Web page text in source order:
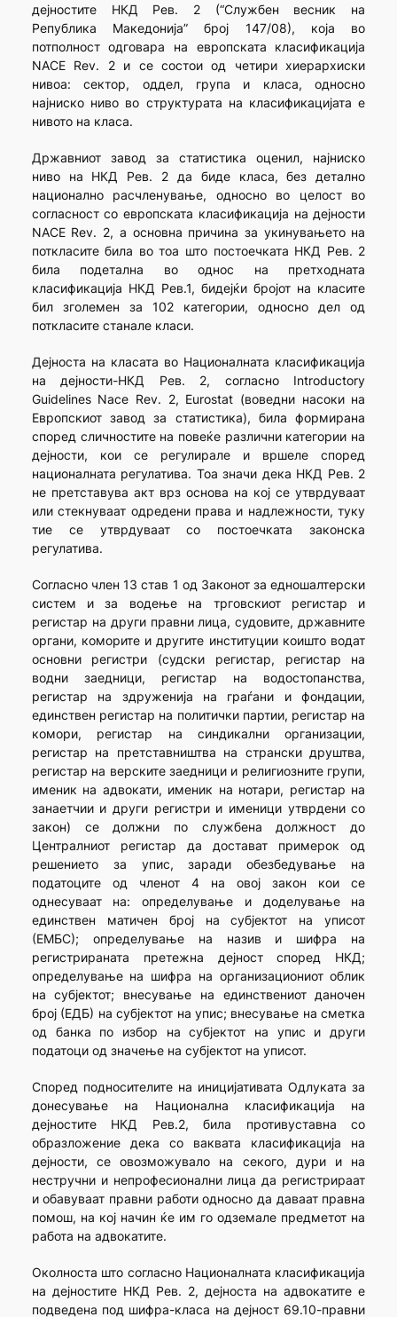
дејностите НКД Рев. 2 (“Службен весник на
Република Македонија” број 147/08), која во
потполност одговара на европската класификација
NACE Rev. 2 и се состои од четири хиерархиски
нивоа: сектор, оддел, група и класа, односно
најниско ниво во структурата на класификацијата е
нивото на класа.
Државниот завод за статистика оценил, најниско
ниво на НКД Рев. 2 да биде класа, без детално
национално расчленување, односно во целост во
согласност со европската класификација на дејности
NACE Rev. 2, а основна причина за укинувањето на
поткласите била во тоа што постоечката НКД Рев. 2
била подетална во однос на претходната
класификација НКД Рев.1, бидејќи бројот на класите
бил зголемен за 102 категории, односно дел од
поткласите станале класи.
Дејноста на класата во Националната класификација
на дејности-НКД Рев. 2, согласно Introductory
Guidelines Nace Rev. 2, Eurostat (воведни насоки на
Европскиот завод за статистика), била формирана
според сличностите на повеќе различни категории на
дејности, кои се регулирале и вршеле според
националната регулатива. Тоа значи дека НКД Рев. 2
не претставува акт врз основа на кој се утврдуваат
или стекнуваат одредени права и надлежности, туку
тие се утврдуваат со постоечката законска
регулатива.
Согласно член 13 став 1 од Законот за едношалтерски
систем и за водење на трговскиот регистар и
регистар на други правни лица, судовите, државните
органи, коморите и другите институции коишто водат
основни регистри (судски регистар, регистар на
водни заедници, регистар на водостопанства,
регистар на здруженија на граѓани и фондации,
единствен регистар на политички партии, регистар на
комори, регистар на синдикални организации,
регистар на претставништва на странски друштва,
регистар на верските заедници и религиозните групи,
именик на адвокати, именик на нотари, регистар на
занаетчии и други регистри и именици утврдени со
закон) се должни по службена должност до
Централниот регистар да достават примерок од
решението за упис, заради обезбедување на
податоците од членот 4 на овој закон кои се
однесуваат на: определување и доделување на
единствен матичен број на субјектот на уписот
(ЕМБС); определување на назив и шифра на
регистрираната претежна дејност според НКД;
определување на шифра на организациониот облик
на субјектот; внесување на единствениот даночен
број (ЕДБ) на субјектот на упис; внесување на сметка
од банка по избор на субјектот на упис и други
податоци од значење на субјектот на уписот.
Според подносителите на иницијативата Одлуката за
донесување на Национална класификација на
дејностите НКД Рев.2, била противуставна со
образложение дека со ваквата класификација на
дејности, се овозможувало на секого, дури и на
нестручни и непрофесионални лица да регистрираат
и обавуваат правни работи односно да даваат правна
помош, на кој начин ќе им го одземале предметот на
работа на адвокатите.
Околноста што согласно Националната класификација
на дејностите НКД Рев. 2, дејноста на адвокатите е
подведена под шифра-класа на дејност 69.10-правни